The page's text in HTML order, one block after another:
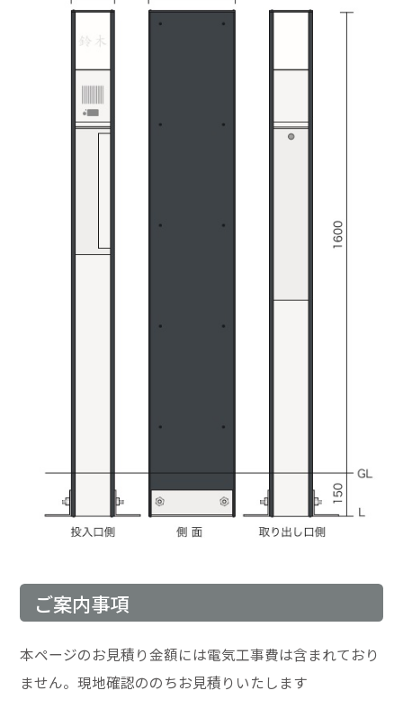
ご案内事項
本ページのお見積り金額には電気工事費は含まれており
ません。現地確認ののちお見積りいたします